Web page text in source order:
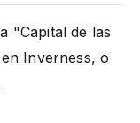
"Capital de las
Inverness, o